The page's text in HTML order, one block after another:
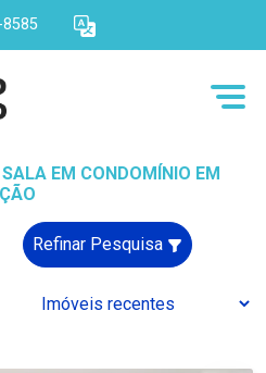
EM CONDOMÍNIO EM
Refinar Pesquisa